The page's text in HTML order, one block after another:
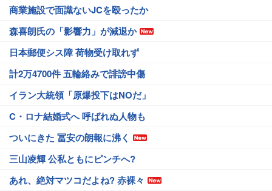
商業施設で面識ないJCを殴ったか
森喜朗氏の「影響力」が減退か
日本郵便シス障 荷物受け取れず
計2万4700件 五輪絡みで誹謗中傷
イラン大統領「原爆投下はNOだ」
C・ロナ結婚式へ 呼ばれぬ人物も
ついにきた 冨安の朗報に沸く
三山凌輝 公私ともにピンチへ?
あれ、絶対マツコだよね? 赤裸々